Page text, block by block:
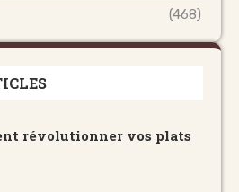
(468)
révolutionner vos plats